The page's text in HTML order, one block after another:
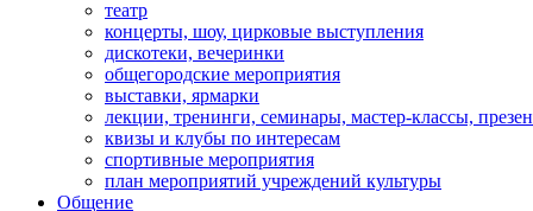
театр
концерты, шоу, цирковые выступления
дискотеки, вечеринки
общегородские мероприятия
выставки, ярмарки
лекции, тренинги, семинары, мастер-классы,
квизы и клубы по интересам
спортивные мероприятия
план мероприятий учреждений культуры
Общение